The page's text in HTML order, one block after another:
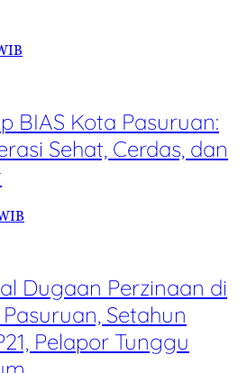
BIAS Kota Pasuruan:
Sehat, Cerdas, dan
Dugaan Perzinaan di
Setahun
Pelapor Tunggu